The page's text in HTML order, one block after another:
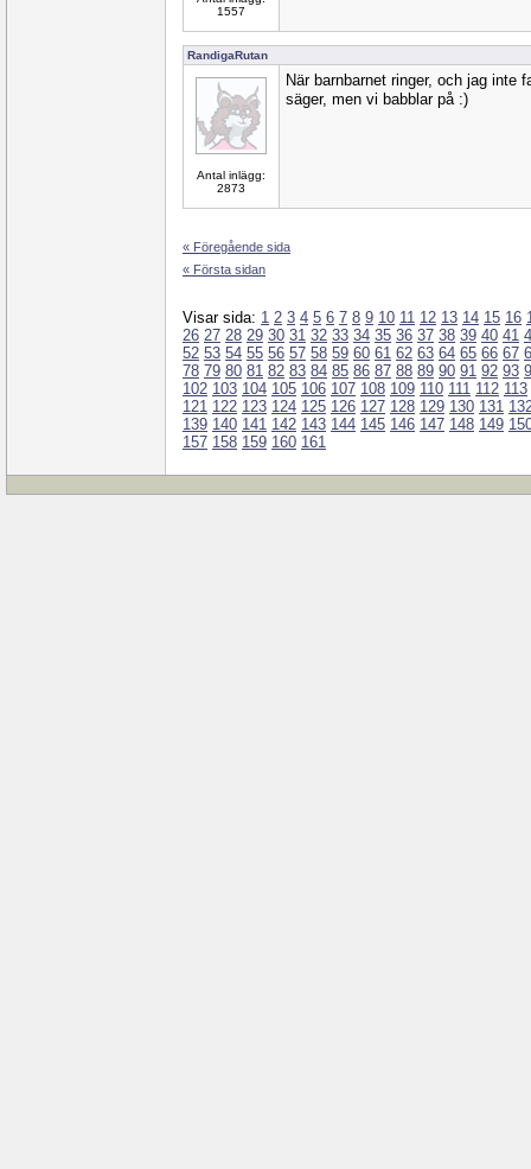
1557
RandigaRutan
Antal inlägg:
2873
När barnbarnet ringer, och jag inte
säger, men vi babblar på :)
« Föregående sida
« Första sidan
Visar sida: 1 2 3 4 5 6 7 8 9 10 11 12 13 14 15 16
26 27 28 29 30 31 32 33 34 35 36 37 38 39 40 41
52 53 54 55 56 57 58 59 60 61 62 63 64 65 66 67
78 79 80 81 82 83 84 85 86 87 88 89 90 91 92 93
102 103 104 105 106 107 108 109 110 111 112 113
121 122 123 124 125 126 127 128 129 130 131
139 140 141 142 143 144 145 146 147 148 149
157 158 159 160 161